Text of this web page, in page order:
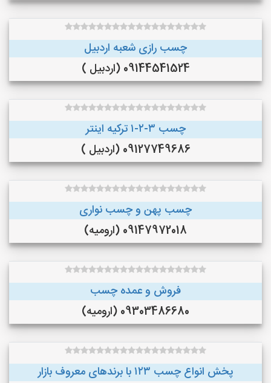
چسب رازی شعبه اردبیل
09144541524 (اردبیل )
چسب ۳-۲-۱ ترکیه اینتر
09127749686 (اردبیل )
چسب پهن و چسب نواری
09147972018 (ارومیه)
فروش و عمده چسب
09303486680 (ارومیه)
پخش انواع چسب ۱۲۳ با برندهای معروف بازار